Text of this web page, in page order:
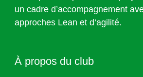
un cadre d’accompagnement
approches Lean et d’agilité.
À propos du club